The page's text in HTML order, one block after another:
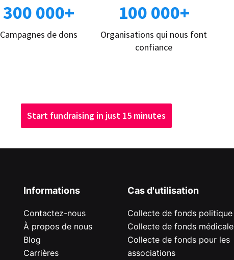
300 000+
Campagnes de dons
100 000+
Organisations qui nous font
confiance
Start fundraising in just 15 minutes
Informations
Contactez-nous
À propos de nous
Blog
Carrières
Cas d'utilisation
Collecte de fonds politique
Collecte de fonds médicale
Collecte de fonds pour les
associations